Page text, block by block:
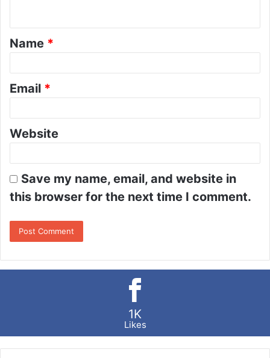
t
*
Name *
Email *
Website
Save my name, email, and website in
this browser for the next time I comment.
1K
Likes